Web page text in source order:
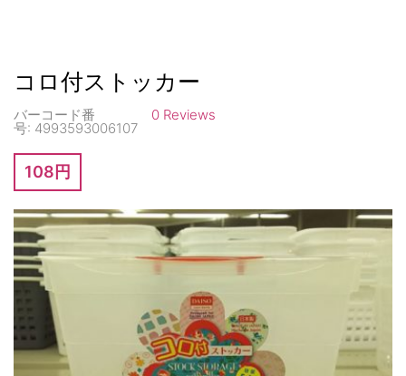
コロ付ストッカー
バーコード番
号: 4993593006107
0 Reviews
108円